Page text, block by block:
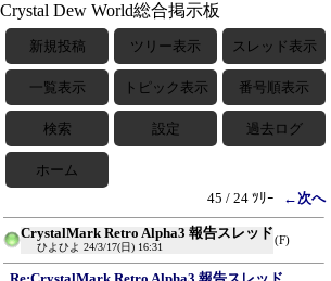
Crystal Dew World総合掲示板
新規投稿 ツリー表示 スレッド表示
一覧表示 トピック表示 番号順表示
検索 設定 過去ログ
ホーム
45 / 24 ﾂﾘｰ
←次へ
CrystalMark Retro Alpha3 報告スレッド
ひよひよ 24/3/17(日) 16:31
(F)